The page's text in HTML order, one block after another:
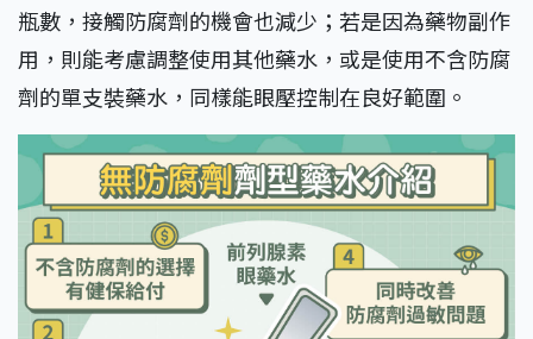
瓶數，接觸防腐劑的機會也減少；若是因為藥物副作
用，則能考慮調整使用其他藥水，或是使用不含防腐
劑的單支裝藥水，同樣能眼壓控制在良好範圍。